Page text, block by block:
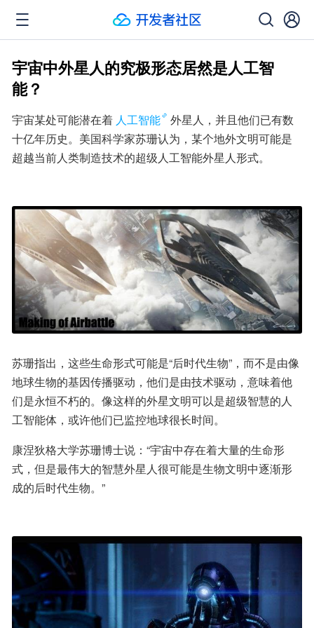
宇宙中外星人的究极形态居然是人工智
能？
宇宙某处可能潜在着 人工智能
外星人，并且他们已有数
十亿年历史。美国科学家苏珊认为，某个地外文明可能是
超越当前人类制造技术的超级人工智能外星人形式。
苏珊指出，这些生命形式可能是“后时代生物”，而不是由像
地球生物的基因传播驱动，他们是由技术驱动，意味着他
们是永恒不朽的。像这样的外星文明可以是超级智慧的人
工智能体，或许他们已监控地球很长时间。
康涅狄格大学苏珊博士说：“宇宙中存在着大量的生命形
式，但是最伟大的智慧外星人很可能是生物文明中逐渐形
成的后时代生物。”